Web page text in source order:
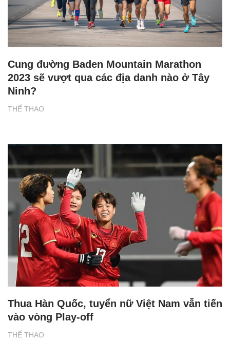
THỂ THAO
Cung đường Baden Mountain Marathon
2023 sẽ vượt qua các địa danh nào ở Tây
Ninh?
THỂ THAO
Thua Hàn Quốc, tuyển nữ Việt Nam vẫn tiến
vào vòng Play-off